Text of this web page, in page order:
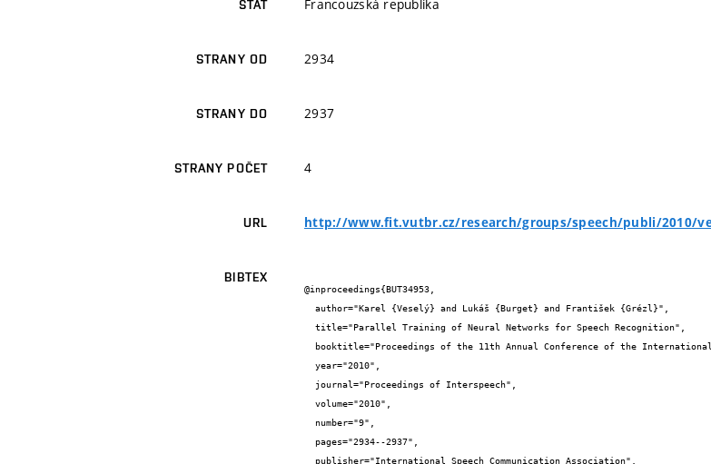
STÁT Francouzská republika
STRANY OD 2934
STRANY DO 2937
STRANY POČET 4
URL http://www.fit.vutbr.cz/research/groups/speech/publi/2010/
BIBTEX
@inproceedings{BUT34953,